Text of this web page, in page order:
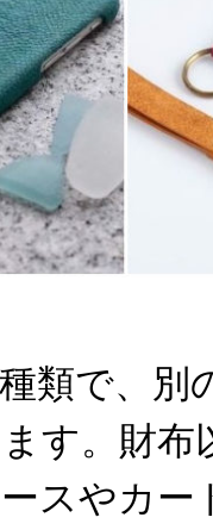
類で、別
す。財布
スやカ